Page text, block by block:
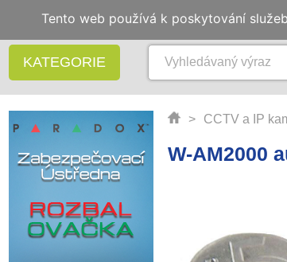
KATEGORIE
> CCTV a IP
W-AM2000
Tento web používá k poskytování